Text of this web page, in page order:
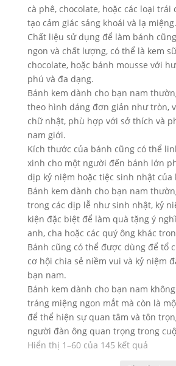
cà phê, chocolate, hoặc các loại trái
tạo cảm giác sảng khoái và lạ miệng.
Chất liệu sử dụng để làm bánh
ngon và chất lượng, có thể là kem
chocolate, hoặc bánh mousse với
phú và đa dạng.
Bánh kem dành cho bạn nam
theo hình dáng đơn giản như tròn,
chữ nhật, phù hợp với sở thích và
nam giới.
Kích thước của bánh cũng có thể
xinh cho một người đến bánh lớn
dịp kỷ niệm hoặc tiệc sinh nhật của
Bánh kem dành cho bạn nam
trong các dịp lễ như sinh nhật, kỷ
kiện đặc biệt để làm quà tặng ý
anh, cha hoặc các quý ông khác
Bánh cũng có thể được dùng để tổ
cơ hội chia sẻ niềm vui và kỷ niệm
bạn nam.
Bánh kem dành cho bạn nam
tráng miệng ngon mắt mà còn là
để thể hiện sự quan tâm và tôn
người đàn ông quan trọng trong
Hiển thị 1–60 của 145 kết quảĐã